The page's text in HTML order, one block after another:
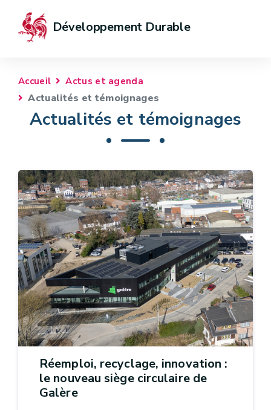
Développement Durable
Accueil Actus et agenda
Actualités et témoignages
Actualités et témoignages
Réemploi, recyclage, innovation :
le nouveau siège circulaire de
Galère